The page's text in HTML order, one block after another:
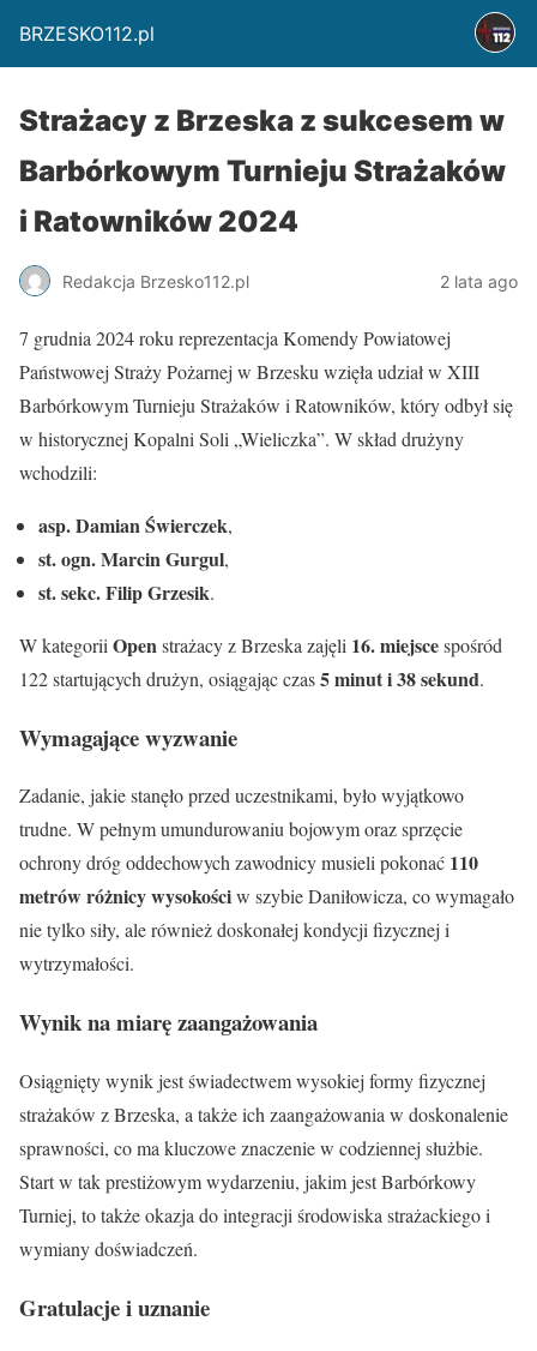
BRZESKO112.pl
Strażacy z Brzeska z sukcesem w
Barbórkowym Turnieju Strażaków
i Ratowników 2024
Redakcja Brzesko112.pl 2 lata ago
7 grudnia 2024 roku reprezentacja Komendy Powiatowej
Państwowej Straży Pożarnej w Brzesku wzięła udział w XIII
Barbórkowym Turnieju Strażaków i Ratowników, który odbył się
w historycznej Kopalni Soli „Wieliczka”. W skład drużyny
wchodzili:
asp. Damian Świerczek,
st. ogn. Marcin Gurgul,
st. sekc. Filip Grzesik.
W kategorii Openstrażacy z Brzeska zajęli 16. miejscespośród
122 startujących drużyn, osiągając czas5 minut i 38 sekund.
Wymagające wyzwanie
Zadanie, jakie stanęło przed uczestnikami, było wyjątkowo
trudne. W pełnym umundurowaniu bojowym oraz sprzęcie
ochrony dróg oddechowych zawodnicy musieli pokonać 110
metrów różnicy wysokościw szybie Daniłowicza, co wymagało
nie tylko siły, ale również doskonałej kondycji fizycznej i
wytrzymałości.
Wynik na miarę zaangażowania
Osiągnięty wynik jest świadectwem wysokiej formy fizycznej
strażaków z Brzeska, a także ich zaangażowania w doskonalenie
sprawności, co ma kluczowe znaczenie w codziennej służbie.
Start w tak prestiżowym wydarzeniu, jakim jest Barbórkowy
Turniej, to także okazja do integracji środowiska strażackiego i
wymiany doświadczeń.
Gratulacje i uznanie